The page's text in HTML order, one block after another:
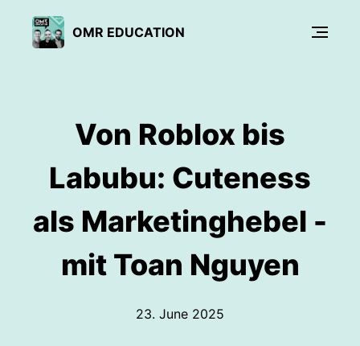
OMR EDUCATION
Von Roblox bis
Labubu: Cuteness
als Marketinghebel -
mit Toan Nguyen
23. June 2025